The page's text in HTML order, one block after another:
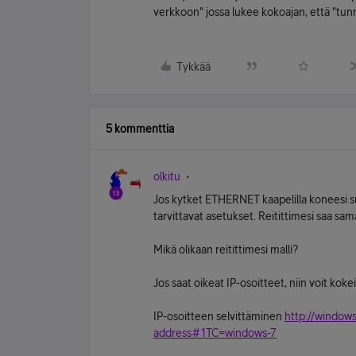
verkkoon" jossa lukee kokoajan, että
Tykkää
5 kommenttia
olkitu
Jos kytket ETHERNET kaapelilla koneesi
tarvittavat asetukset. Reitittimesi saa
Mikä olikaan reitittimesi malli?
Jos saat oikeat IP-osoitteet, niin voit
IP-osoitteen selvittäminen http://
address#1TC=windows-7